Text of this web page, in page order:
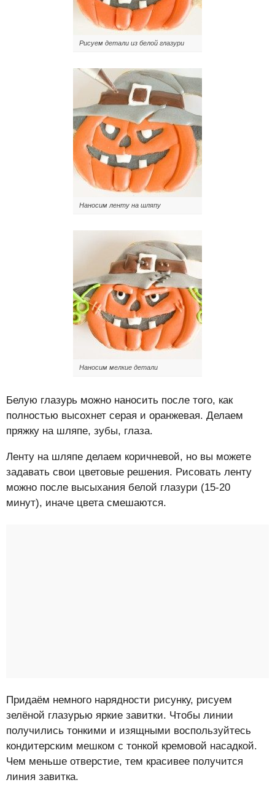
Рисуем детали из белой глазури
Наносим ленту на шляпу
Наносим мелкие детали
Белую глазурь можно наносить после того, как
полностью высохнет серая и оранжевая. Делаем
пряжку на шляпе, зубы, глаза.
Ленту на шляпе делаем коричневой, но вы можете
задавать свои цветовые решения. Рисовать ленту
можно после высыхания белой глазури (15-20
минут), иначе цвета смешаются.
Придаём немного нарядности рисунку, рисуем
зелёной глазурью яркие завитки. Чтобы линии
получились тонкими и изящными воспользуйтесь
кондитерским мешком с тонкой кремовой насадкой.
Чем меньше отверстие, тем красивее получится
линия завитка.